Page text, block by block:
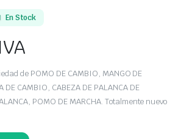
En Stock
de POMO DE CAMBIO, MANGO DE
DE CAMBIO, CABEZA DE PALANCA DE
POMO DE MARCHA. Totalmente nuevo